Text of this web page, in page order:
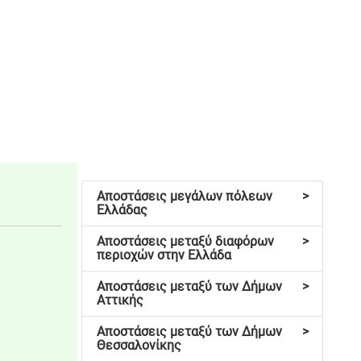
>
Αποστάσεις μεγάλων πόλεων
Ελλάδας
>
Αποστάσεις μεταξύ διαφόρων
περιοχών στην Ελλάδα
>
Αποστάσεις μεταξύ των Δήμων
Αττικής
>
Αποστάσεις μεταξύ των Δήμων
Θεσσαλονίκης